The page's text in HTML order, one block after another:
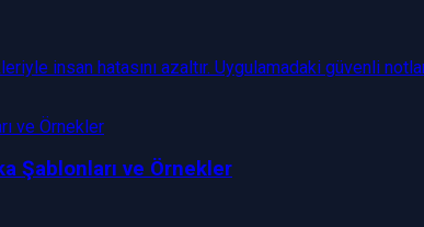
insan hatasını azaltır. Uygulamadaki güvenli
Şablonları ve Örnekler